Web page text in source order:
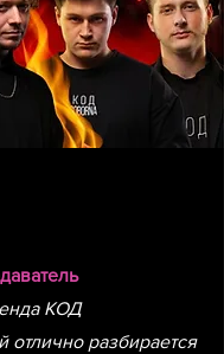
КОД
отлично разбирается